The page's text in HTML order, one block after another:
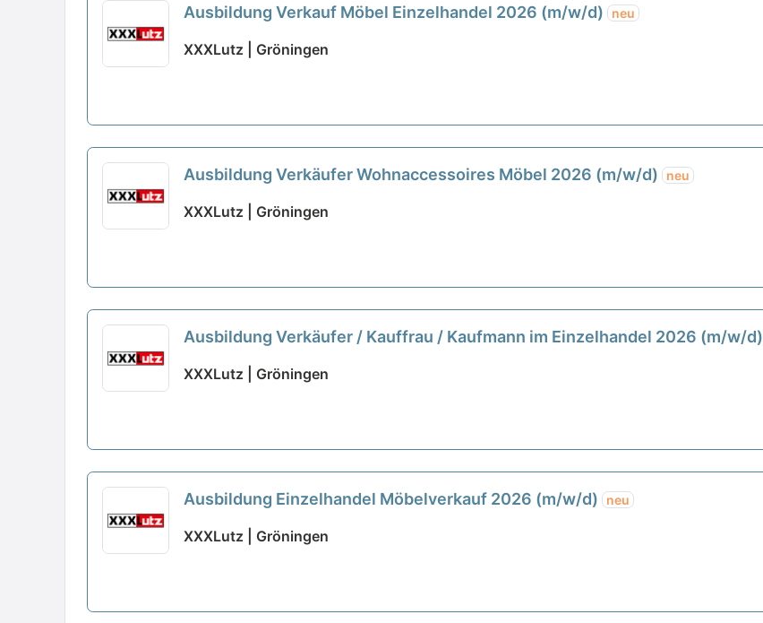
Ausbildung Verkauf Möbel Einzelhandel 2026 (m/w/d) neu
XXXLutz | Gröningen
Ausbildung Verkäufer Wohnaccessoires Möbel 2026 (m/w/d) neu
XXXLutz | Gröningen
Ausbildung Verkäufer / Kauffrau / Kaufmann im Einzelhandel 2026 (m/w/d)
XXXLutz | Gröningen
Ausbildung Einzelhandel Möbelverkauf 2026 (m/w/d) neu
XXXLutz | Gröningen